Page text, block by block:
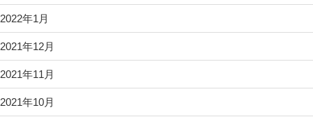
2022年1月
2021年12月
2021年11月
2021年10月